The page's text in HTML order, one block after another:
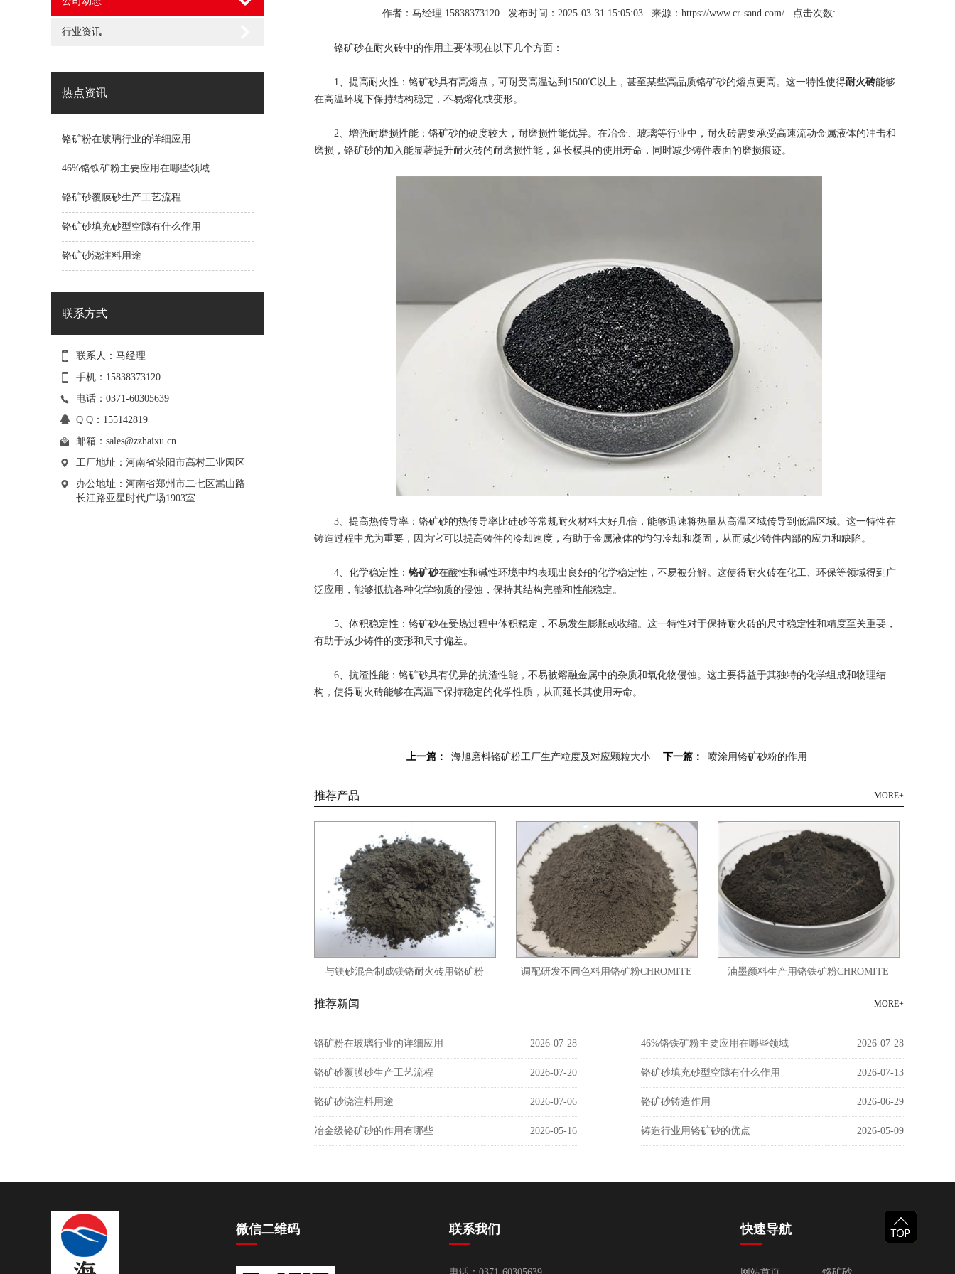
行业资讯
热点资讯
铬矿粉在玻璃行业的详细应用
46%铬铁矿粉主要应用在哪些领域
铬矿砂覆膜砂生产工艺流程
铬矿砂填充砂型空隙有什么作用
铬矿砂浇注料用途
联系方式
联系人：马经理
手机：15838373120
电话：0371-60305639
Q Q：155142819
邮箱： sales@zzhaixu.cn
工厂地址：河南省荥阳市高村工业园区
办公地址：河南省郑州市二七区嵩山路
长江路亚星时代广场1903室
作者：马经理 15838373120 发布时间：2025-03-31 15:05:03 来源：https://www.cr-sand.com/ 点击次数:
铬矿砂在耐火砖中的作用主要体现在以下几个方面：
1、提高耐火性：铬矿砂具有高熔点，可耐受高温达到1500℃以上，甚至某些高品质铬矿砂的熔点更高。这一特性使得耐火砖能够
在高温环境下保持结构稳定，不易熔化或变形。
2、增强耐磨损性能：铬矿砂的硬度较大，耐磨损性能优异。在冶金、玻璃等行业中，耐火砖需要承受高速流动金属液体的冲击和
磨损，铬矿砂的加入能显著提升耐火砖的耐磨损性能，延长模具的使用寿命，同时减少铸件表面的磨损痕迹。
3、提高热传导率：铬矿砂的热传导率比硅砂等常规耐火材料大好几倍，能够迅速将热量从高温区域传导到低温区域。这一特性在
铸造过程中尤为重要，因为它可以提高铸件的冷却速度，有助于金属液体的均匀冷却和凝固，从而减少铸件内部的应力和缺陷。
4、化学稳定性： 铬矿砂在酸性和碱性环境中均表现出良好的化学稳定性，不易被分解。这使得耐火砖在化工、环保等领域得到广
泛应用，能够抵抗各种化学物质的侵蚀，保持其结构完整和性能稳定。
5、体积稳定性：铬矿砂在受热过程中体积稳定，不易发生膨胀或收缩。这一特性对于保持耐火砖的尺寸稳定性和精度至关重要，
有助于减少铸件的变形和尺寸偏差。
6、抗渣性能：铬矿砂具有优异的抗渣性能，不易被熔融金属中的杂质和氧化物侵蚀。这主要得益于其独特的化学组成和物理结
构，使得耐火砖能够在高温下保持稳定的化学性质，从而延长其使用寿命。
上一篇： 海旭磨料铬矿粉工厂生产粒度及对应颗粒大小 下一篇： 喷涂用铬矿砂粉的作用
推荐产品 MORE+
与镁砂混合制成镁铬耐火砖用铬矿粉 调配研发不同色料用铬矿粉CHROMITE 油墨颜料生产用铬铁矿粉CHROMITE
推荐新闻 MORE+
铬矿粉在玻璃行业的详细应用 2026-07-28 46%铬铁矿粉主要应用在哪些领域 2026-07-28
铬矿砂覆膜砂生产工艺流程 2026-07-20 铬矿砂填充砂型空隙有什么作用 2026-07-13
铬矿砂浇注料用途 2026-07-06 铬矿砂铸造作用 2026-06-29
冶金级铬矿砂的作用有哪些 2026-05-16 铸造行业用铬矿砂的优点 2026-05-09
微信二维码 联系我们 快速导航